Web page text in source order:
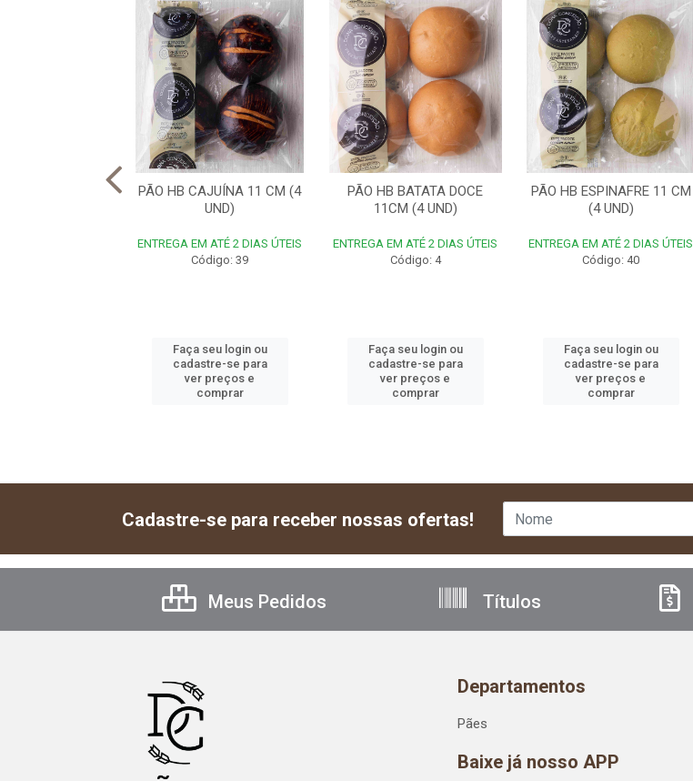
PÃO HB CAJUÍNA 11 CM (4
UND)
ENTREGA EM ATÉ 2 DIAS ÚTEIS
Código: 39
Faça seu login ou
cadastre-se para
ver preços e
comprar
PÃO HB BATATA DOCE
11CM (4 UND)
ENTREGA EM ATÉ 2 DIAS ÚTEIS
Código: 4
Faça seu login ou
cadastre-se para
ver preços e
comprar
PÃO HB ESPINAFRE 11 CM
(4 UND)
ENTREGA EM ATÉ 2 DIAS ÚTEIS
Código: 40
Faça seu login ou
cadastre-se para
ver preços e
comprar
Cadastre-se para receber nossas ofertas!
Meus Pedidos Títulos
Departamentos
Pães
Baixe já nosso APP